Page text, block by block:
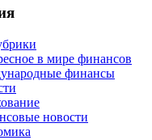
в мире финансов
финансы
новости